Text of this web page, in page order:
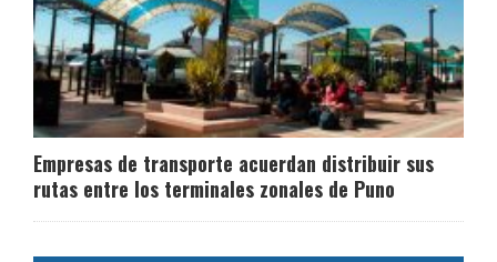
Empresas de transporte acuerdan distribuir sus
rutas entre los terminales zonales de Puno